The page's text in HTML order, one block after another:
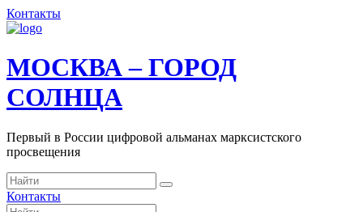
Контакты
МОСКВА – ГОРОД
СОЛНЦА
Первый в России цифровой альманах марксистского
просвещения
Контакты